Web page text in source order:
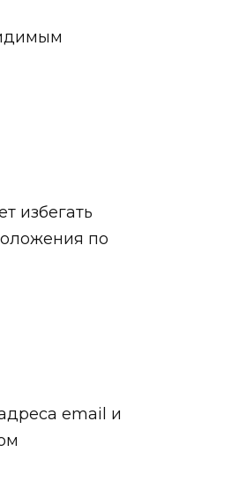
избегать
по
email и